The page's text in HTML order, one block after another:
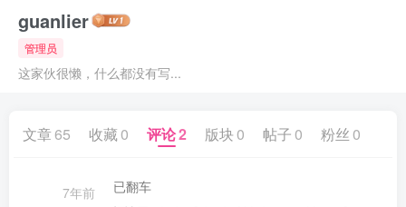
guanlier
管理员
这家伙很懒，什么都没有写...
文章65 收藏 0 评论2 版块 0 帖子 0 粉丝 0
7年前 已翻车